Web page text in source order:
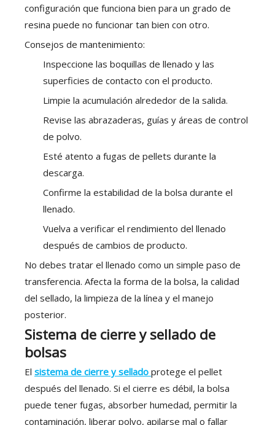
configuración que funciona bien para un grado de
resina puede no funcionar tan bien con otro.
Consejos de mantenimiento:
Inspeccione las boquillas de llenado y las
superficies de contacto con el producto.
Limpie la acumulación alrededor de la salida.
Revise las abrazaderas, guías y áreas de control
de polvo.
Esté atento a fugas de pellets durante la
descarga.
Confirme la estabilidad de la bolsa durante el
llenado.
Vuelva a verificar el rendimiento del llenado
después de cambios de producto.
No debes tratar el llenado como un simple paso de
transferencia. Afecta la forma de la bolsa, la calidad
del sellado, la limpieza de la línea y el manejo
posterior.
Sistema de cierre y sellado de
bolsas
El sistema de cierre y sellado protege el pellet
después del llenado. Si el cierre es débil, la bolsa
puede tener fugas, absorber humedad, permitir la
contaminación, liberar polvo, apilarse mal o fallar